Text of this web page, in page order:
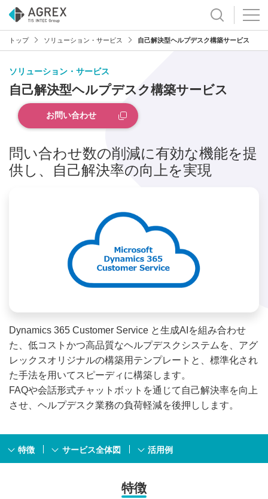
トップ ソリューション・サービス 自己解決型ヘルプデスク構築サービス
ソリューション・サービス
自己解決型ヘルプデスク構築サービス
お問い合わせ
問い合わせ数の削減に有効な機能を提
供し、自己解決率の向上を実現
Dynamics 365 Customer Service と生成AIを組み合わせ
た、低コストかつ高品質なヘルプデスクシステムを、アグ
レックスオリジナルの構築用テンプレートと、標準化され
た手法を用いてスピーディに構築します。
FAQや会話形式チャットボットを通じて自己解決率を向上
させ、ヘルプデスク業務の負荷軽減を後押しします。
特徴 サービス全体図 活用例
特徴